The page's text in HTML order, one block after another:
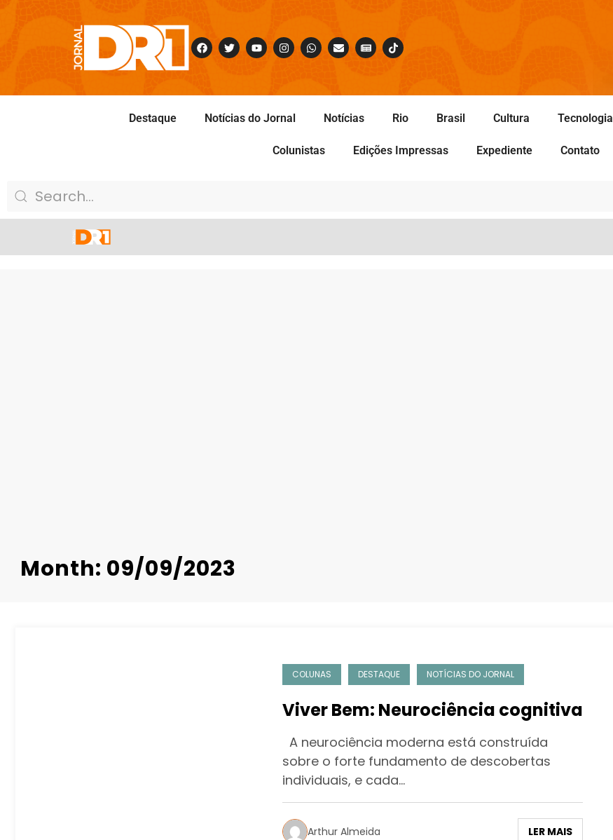
Destaque Notícias do Jornal Notícias Rio Brasil Cultura Tecnologia
Colunistas Edições Impressas Expediente Contato
Month: 09/09/2023
COLUNAS DESTAQUE NOTÍCIAS DO JORNAL
Viver Bem: Neurociência cognitiva
A neurociência moderna está construída
sobre o forte fundamento de descobertas
individuais, e cada…
Arthur Almeida LER MAIS